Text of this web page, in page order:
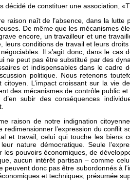
décidé de constituer une association,
raison naît de l’absence, dans la lutte
De même que les mécanismes
encore, un travailleur et une
leurs conditions de travail et leurs
Il s’agit donc, dans le cas
ne peut pas être substitué par des
et indispensables dans le cadre
politique. Nous retenons
citoyen. L’impact croissant sur la vie
des mécanismes de contrôle public
d’en subir des conséquences
raison de notre indignation
redimensionner l’expression du conflit
et travail, celui qui touche les biens
nature démocratique. Seule
les pouvoirs économiques, de
aucun intérêt partisan – comme
peuvent donc pas être subordonnés à
et techniques, présumée